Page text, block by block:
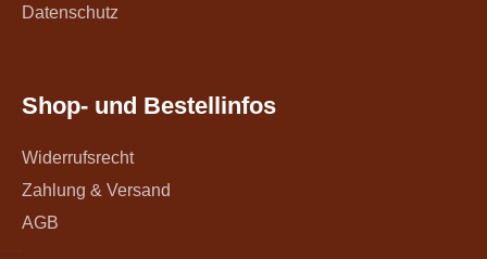
Datenschutz
Shop- und Bestellinfos
Widerrufsrecht
Zahlung & Versand
AGB